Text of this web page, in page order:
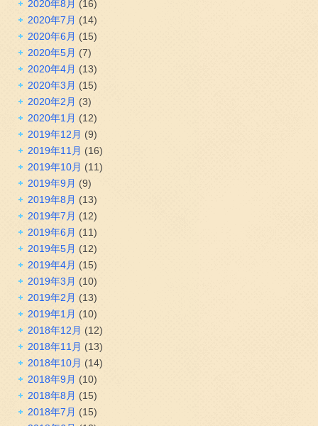
2020年8月 (16)
2020年7月 (14)
2020年6月 (15)
2020年5月 (7)
2020年4月 (13)
2020年3月 (15)
2020年2月 (3)
2020年1月 (12)
2019年12月 (9)
2019年11月 (16)
2019年10月 (11)
2019年9月 (9)
2019年8月 (13)
2019年7月 (12)
2019年6月 (11)
2019年5月 (12)
2019年4月 (15)
2019年3月 (10)
2019年2月 (13)
2019年1月 (10)
2018年12月 (12)
2018年11月 (13)
2018年10月 (14)
2018年9月 (10)
2018年8月 (15)
2018年7月 (15)